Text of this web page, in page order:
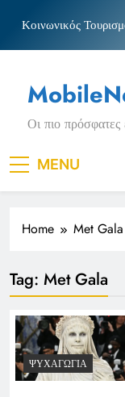
content
Κοινωνικός
Νέα Κρήτη:
ΟΦΗ»
Πριγκιπάτο Στάδιο
Κοινωνικός
τις αιτήσεις
Μπέσσυ αργυράκη
Νέα Κρήτη:
Οι πιο
MENU
Home Met Gala
Tag: Met Gala
ΨΥΧΑΓΩΓΊΑ